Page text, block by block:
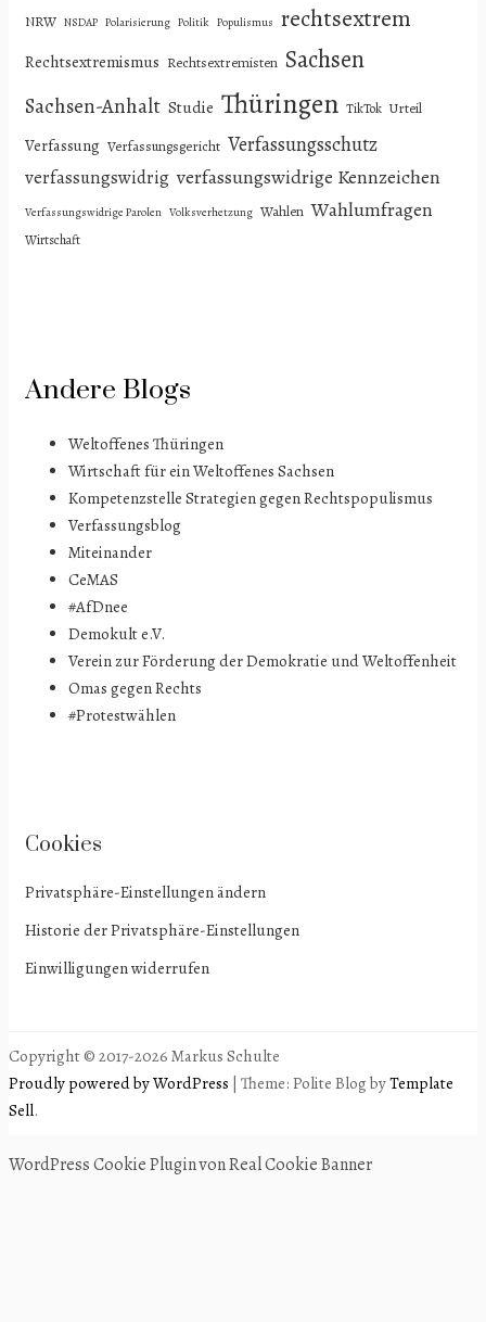
NRW NSDAP Polarisierung Politik Populismus rechtsextrem
Rechtsextremismus Rechtsextremisten Sachsen
Sachsen-Anhalt Studie Thüringen TikTok Urteil
Verfassung Verfassungsgericht Verfassungsschutz
verfassungswidrig verfassungswidrige Kennzeichen
Verfassungswidrige Parolen Volksverhetzung Wahlen Wahlumfragen
Wirtschaft
Andere Blogs
Weltoffenes Thüringen
Wirtschaft für ein Weltoffenes Sachsen
Kompetenzstelle Strategien gegen Rechtspopulismus
Verfassungsblog
Miteinander
CeMAS
#AfDnee
Demokult e.V.
Verein zur Förderung der Demokratie und Weltoffenheit
Omas gegen Rechts
#Protestwählen
Cookies
Privatsphäre-Einstellungen ändern
Historie der Privatsphäre-Einstellungen
Einwilligungen widerrufen
Copyright © 2017-2026 Markus Schulte
Proudly powered by WordPress | Theme: Polite Blog byTemplate
Sell.
WordPress Cookie Plugin von Real Cookie Banner